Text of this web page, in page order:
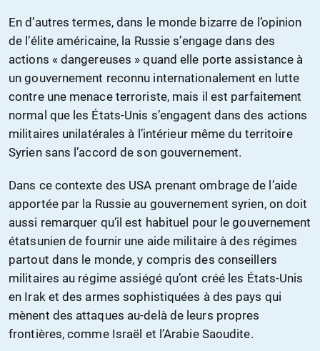
En d’autres termes, dans le monde bizarre de l’opinion
de l’élite américaine, la Russie s’engage dans des
actions « dangereuses » quand elle porte assistance à
un gouvernement reconnu internationalement en lutte
contre une menace terroriste, mais il est parfaitement
normal que les États-Unis s’engagent dans des actions
militaires unilatérales à l’intérieur même du territoire
Syrien sans l’accord de son gouvernement.
Dans ce contexte des USA prenant ombrage de l’aide
apportée par la Russie au gouvernement syrien, on doit
aussi remarquer qu’il est habituel pour le gouvernement
étatsunien de fournir une aide militaire à des régimes
partout dans le monde, y compris des conseillers
militaires au régime assiégé qu’ont créé les États-Unis
en Irak et des armes sophistiquées à des pays qui
mènent des attaques au-delà de leurs propres
frontières, comme Israël et l’Arabie Saoudite.